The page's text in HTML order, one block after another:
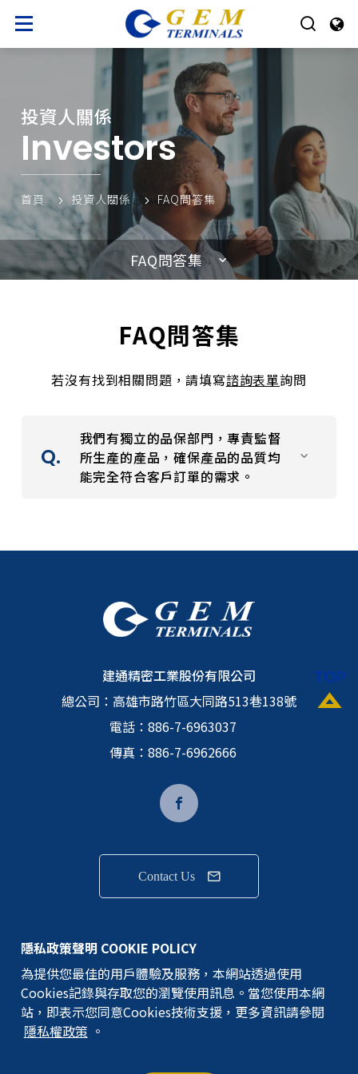
投資人關係
Investors
首頁 投資人關係 FAQ問答集
FAQ問答集
FAQ問答集
若沒有找到相關問題，請填寫諮詢表單詢問
我們有獨立的品保部門，專責監督
所生產的產品，確保產品的品質均
能完全符合客戶訂單的需求。
9001:2015以及IATF 16949:2016上，同
品質管理系統下，能精確的設定製程參
數，並依據文件資料校驗產品品質，確保
產品均能符合品質的需求。我們有獨立的
品保部門，專責監督所生產的產品，確保
建通精密工業股份有限公司
總公司： 高雄市路竹區大同路513巷138號
電話： 886-7-6963037
傳真：886-7-6962666
Contact Us
GEM TERMINAL IND.CO.,LTD.版權所有
©建通精密工業股份有限公司
隱私政策聲明 COOKIE POLICY
為提供您最佳的用戶體驗及服務，本網站透過使用
Cookies記錄與存取您的瀏覽使用訊息。當您使用本網
站，即表示您同意Cookies技術支援，更多資訊請參閱
隱私權政策 。